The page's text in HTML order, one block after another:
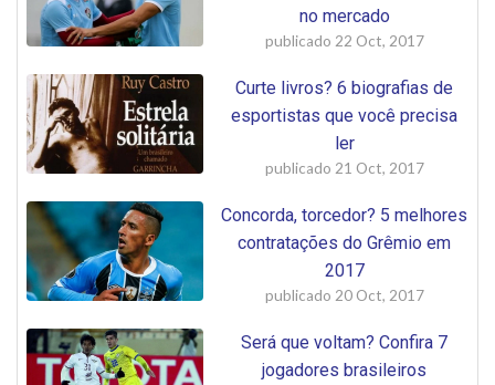
no mercado
publicado 22 Oct, 2017
Curte livros? 6 biografias de
esportistas que você precisa
ler
publicado 21 Oct, 2017
Concorda, torcedor? 5 melhores
contratações do Grêmio em
2017
publicado 20 Oct, 2017
Será que voltam? Confira 7
jogadores brasileiros